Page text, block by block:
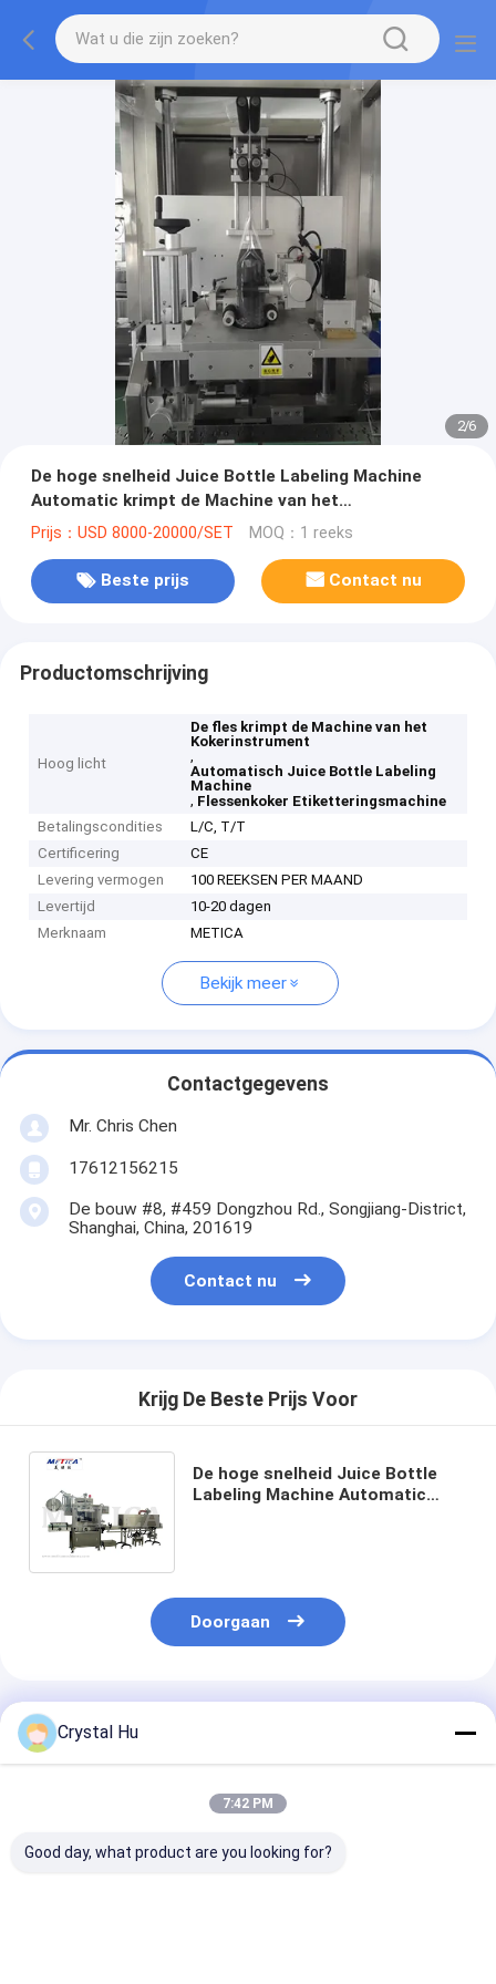
2/6
De hoge snelheid Juice Bottle Labeling Machine
Automatic krimpt de Machine van het
Kokerinstrument
Prijs：USD 8000-20000/SET MOQ：1 reeks
Beste prijs Contact nu
Productomschrijving
Hoog licht
De fles krimpt de Machine van het
Kokerinstrument
,
Automatisch Juice Bottle Labeling
Machine
, Flessenkoker Etiketteringsmachine
Betalingscondities
L/C, T/T
Certificering
CE
Levering vermogen
100 REEKSEN PER MAAND
Levertijd
10-20 dagen
Merknaam
METICA
Bekijk meer
Contactgegevens
Mr. Chris Chen
17612156215
De bouw #8, #459 Dongzhou Rd., Songjiang-District,
Shanghai, China, 201619
Contact nu
Krijg De Beste Prijs Voor
De hoge snelheid Juice Bottle
Labeling Machine Automatic
Doorgaan
Geadviseerde Producten
Crystal Hu
7:42 PM
Good day, what product are you looking for?